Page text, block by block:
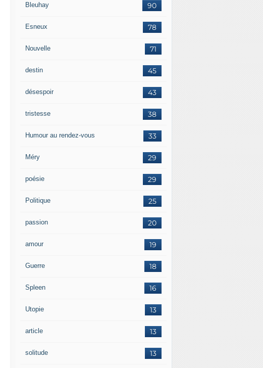
90
Bleuhay
78
Esneux
71
Nouvelle
45
destin
43
désespoir
38
tristesse
33
Humour au rendez-vous
29
Méry
29
poésie
25
Politique
20
passion
19
amour
18
Guerre
16
Spleen
13
Utopie
13
article
13
solitude